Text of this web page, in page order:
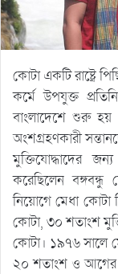
কোটা একটি রাষ্ট্রে
কর্মে উপযুক্ত
বাংলাদেশে শুরু হয়
অংশগ্রহণকারী
মুক্তিযোদ্ধাদের
করেছিলেন
নিয়োগে মেধা
কোটা, ৩০ শতাংশ
কোটা। ১৯৭৬ সালে
২০ শতাংশ ও আগের